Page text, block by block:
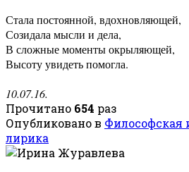
Стала постоянной, вдохновляющей,
Созидала мысли и дела,
В сложные моменты окрыляющей,
Высоту увидеть помогла.
10.07.16.
Прочитано 654 раз
Опубликовано в Философская
лирика